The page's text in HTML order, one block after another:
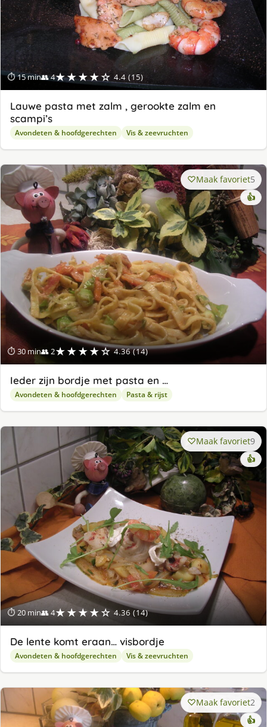
⏱ 15 min👥 4★★★★☆ 4.4 (15)
Lauwe pasta met zalm , gerookte zalm en
scampi’s
Avondeten & hoofdgerechten Vis & zeevruchten
⏱ 30 min👥 2★★★★☆ 4.36 (14)
Maak favoriet5
👍
Ieder zijn bordje met pasta en …
Avondeten & hoofdgerechten Pasta & rijst
⏱ 20 min👥 4★★★★☆ 4.36 (14)
Maak favoriet9
👍
De lente komt eraan… visbordje
Avondeten & hoofdgerechten Vis & zeevruchten
Maak favoriet2
👍